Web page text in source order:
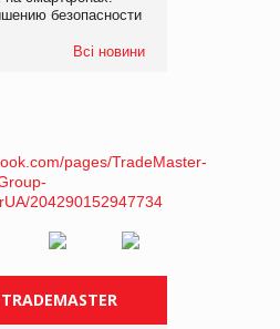
про
на
збиток у першому півріччі
безопасности
Всі новини